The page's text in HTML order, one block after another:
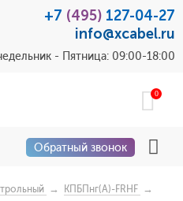
+7 (495) 127-04-27
info@xcabel.ru
- Пятница: 09:00-18:00
0
Обратный звонок
→ КПБПнг(A)-FRHF →